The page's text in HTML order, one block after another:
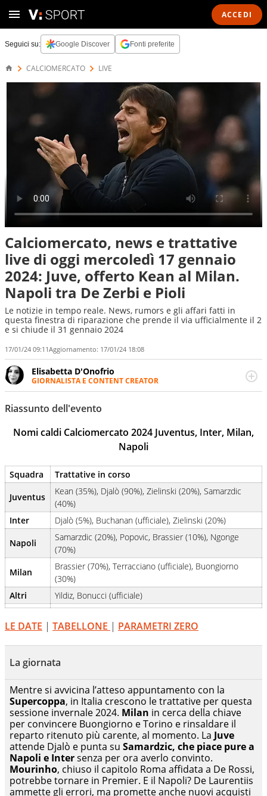
ACCEDI
Seguici su: Google Discover Fonti preferite
CALCIOMERCATO LIVE
Calciomercato, news e trattative
live di oggi mercoledì 17 gennaio
2024: Juve, offerto Kean al Milan.
Napoli tra De Zerbi e Pioli
Le notizie in tempo reale. News, rumors e gli affari fatti in
questa finestra di riparazione che prende il via ufficialmente il 2
e si chiude il 31 gennaio 2024
17/01/24 09:11Aggiornamento: 17/01/24 18:08
Elisabetta D'Onofrio
GIORNALISTA E CONTENT CREATOR
Giornalista professionista dal 2007, scrive per curiosità
personale e necessità: soprattutto di calcio, di sport e dei
suoi protagonisti, concedendosi innocenti evasioni
destra, oggi si sente a suo agio nel ruolo di libero. Cura
una classifica riservata dei migliori 5 calciatori di sempre.
Riassunto dell'evento
Nomi caldi Calciomercato 2024 Juventus, Inter, Milan,
Napoli
Squadra
Trattative in corso
Juventus
Kean (35%), Djalò (90%), Zielinski (20%), Samarzdic
(40%)
Inter
Djalò (5%), Buchanan (ufficiale), Zielinski (20%)
Napoli
Samarzdic (20%), Popovic, Brassier (10%), Ngonge
(70%)
Milan
Brassier (70%), Terracciano (ufficiale), Buongiorno
(30%)
Altri
Yildiz, Bonucci (ufficiale)
LE DATE | TABELLONE | PARAMETRI ZERO
La giornata
Mentre si avvicina l’atteso appuntamento con la
Supercoppa, in Italia crescono le trattative per questa
sessione invernale 2024. Milan in cerca della chiave
per convincere Buongiorno e Torino e rinsaldare il
reparto ritenuto più carente, al momento. La Juve
attende Djalò e punta su Samardzic, che piace pure a
Napoli e Intersenza per ora averlo convinto.
Mourinho, chiuso il capitolo Roma affidata a De Rossi,
potrebbe tornare in Premier. E il Napoli? De Laurentiis
ammette gli errori, ma promette anche nuovi acquisti